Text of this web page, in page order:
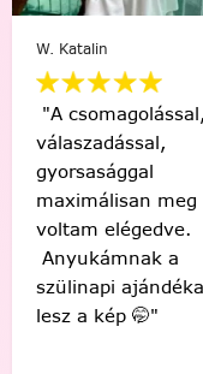
Móni M.
"A
kezemben a
"legnagyobb"
kedvencem, a
háttérben pedig
többi